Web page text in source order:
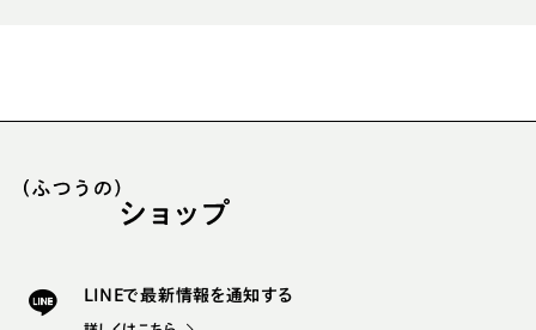
LINEで最新情報を通知する